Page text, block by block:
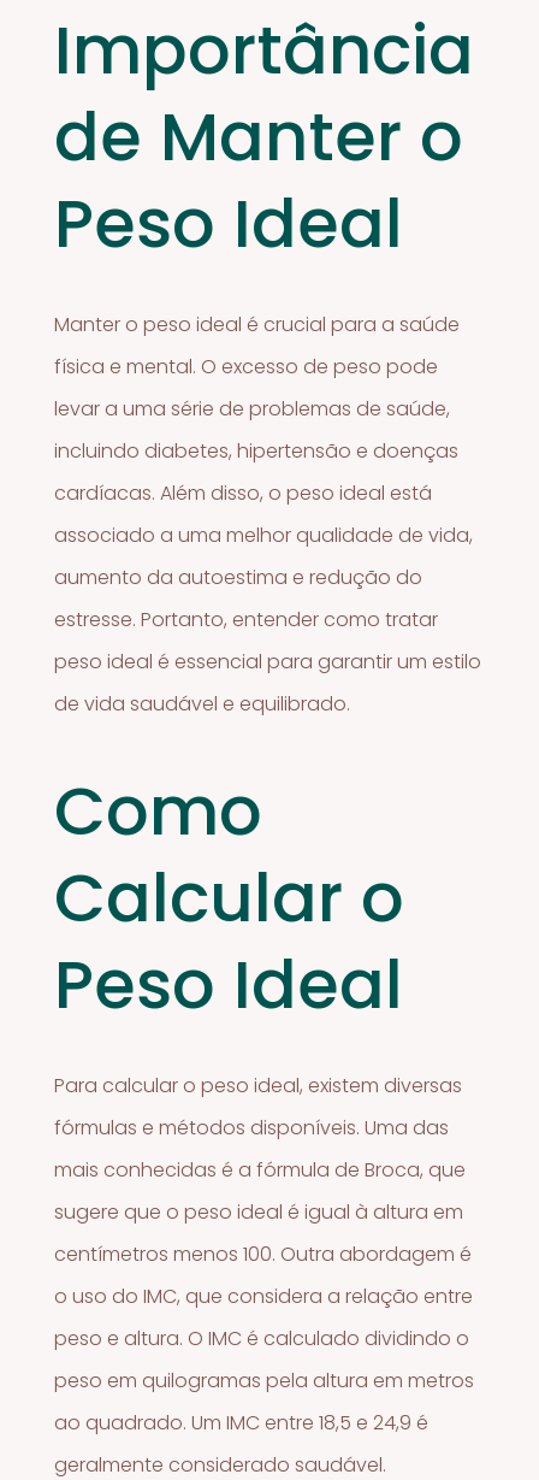
Importância
de Manter o
Peso Ideal
Manter o peso ideal é crucial para a saúde
física e mental. O excesso de peso pode
levar a uma série de problemas de saúde,
incluindo diabetes, hipertensão e doenças
cardíacas. Além disso, o peso ideal está
associado a uma melhor qualidade de vida,
aumento da autoestima e redução do
estresse. Portanto, entender como tratar
peso ideal é essencial para garantir um estilo
de vida saudável e equilibrado.
Como
Calcular o
Peso Ideal
Para calcular o peso ideal, existem diversas
fórmulas e métodos disponíveis. Uma das
mais conhecidas é a fórmula de Broca, que
sugere que o peso ideal é igual à altura em
centímetros menos 100. Outra abordagem é
o uso do IMC, que considera a relação entre
peso e altura. O IMC é calculado dividindo o
peso em quilogramas pela altura em metros
ao quadrado. Um IMC entre 18,5 e 24,9 é
geralmente considerado saudável.